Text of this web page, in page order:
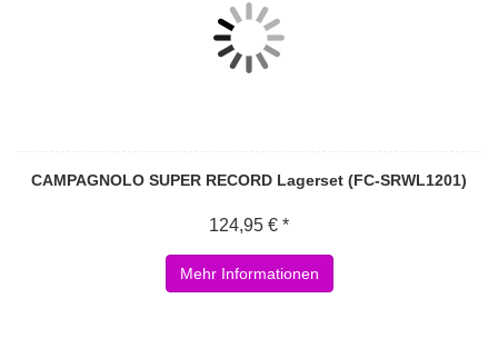
CAMPAGNOLO SUPER RECORD Lagerset (FC-SRWL1201)
124,95 € *
Mehr Informationen